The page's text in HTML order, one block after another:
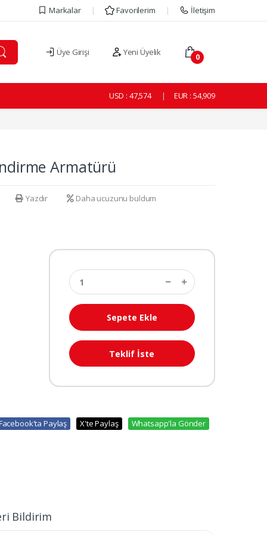
Markalar Favorilerim İletişim
Üye Girişi Yeni Üyelik 0
USD : 47,574 EUR : 54,909
Armatürü
Yazdır Daha ucuzunu buldum
Sepete Ekle
Teklif İste
Paylaş X'te Paylaş Whatsapp'la Gönder
Bildirim